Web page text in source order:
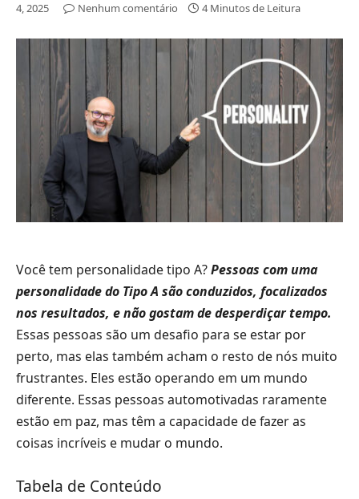
4, 2025
Nenhum comentário 4 Minutos de Leitura
Você tem personalidade tipo A?Pessoas com uma
personalidade do Tipo A são conduzidos, focalizados
nos resultados, e não gostam de desperdiçar tempo.
Essas pessoas são um desafio para se estar por
perto, mas elas também acham o resto de nós muito
frustrantes. Eles estão operando em um mundo
diferente. Essas pessoas automotivadas raramente
estão em paz, mas têm a capacidade de fazer as
coisas incríveis e mudar o mundo.
Tabela de Conteúdo